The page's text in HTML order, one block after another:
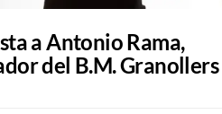
a Antonio Rama,
del B.M. Granollers